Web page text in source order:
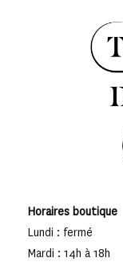
Horaires boutique
Lundi : fermé
Mardi : 14h à 18h